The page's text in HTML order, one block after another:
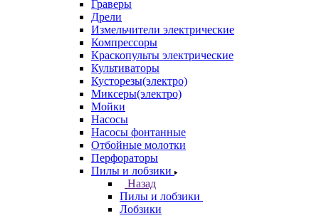
Граверы
Дрели
Измельчители электрические
Компрессоры
Краскопульты электрические
Культиваторы
Кусторезы(электро)
Миксеры(электро)
Мойки
Насосы
Насосы фонтанные
Отбойные молотки
Перфораторы
Пилы и лобзики
Назад
Пилы и лобзики
Лобзики